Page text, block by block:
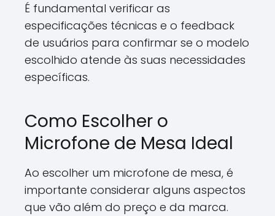
É fundamental verificar as
especificações técnicas e o feedback
de usuários para confirmar se o modelo
escolhido atende às suas necessidades
específicas.
Como Escolher o
Microfone de Mesa Ideal
Ao escolher um microfone de mesa, é
importante considerar alguns aspectos
que vão além do preço e da marca.